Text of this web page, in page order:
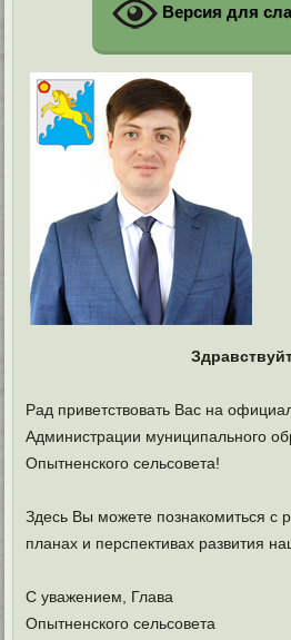
Версия для
Рад приветствовать Вас на
Администрации муниципального
Опытненского сельсовета!
Здесь Вы можете познакомиться с
планах и перспективах развития
С уважением, Глава
Опытненского сельсовета